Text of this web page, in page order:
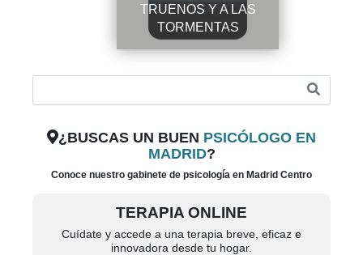
TRUENOS Y A LAS
TORMENTAS
¿BUSCAS UN BUEN PSICÓLOGO EN
MADRID?
Conoce nuestro gabinete de psicología en Madrid Centro
TERAPIA ONLINE
Cuídate y accede a una terapia breve, eficaz e
innovadora desde tu hogar.